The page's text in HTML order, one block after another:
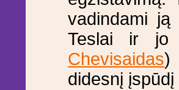
vadindami ją
Teslai ir jo
Chevisaidas)
didesnį